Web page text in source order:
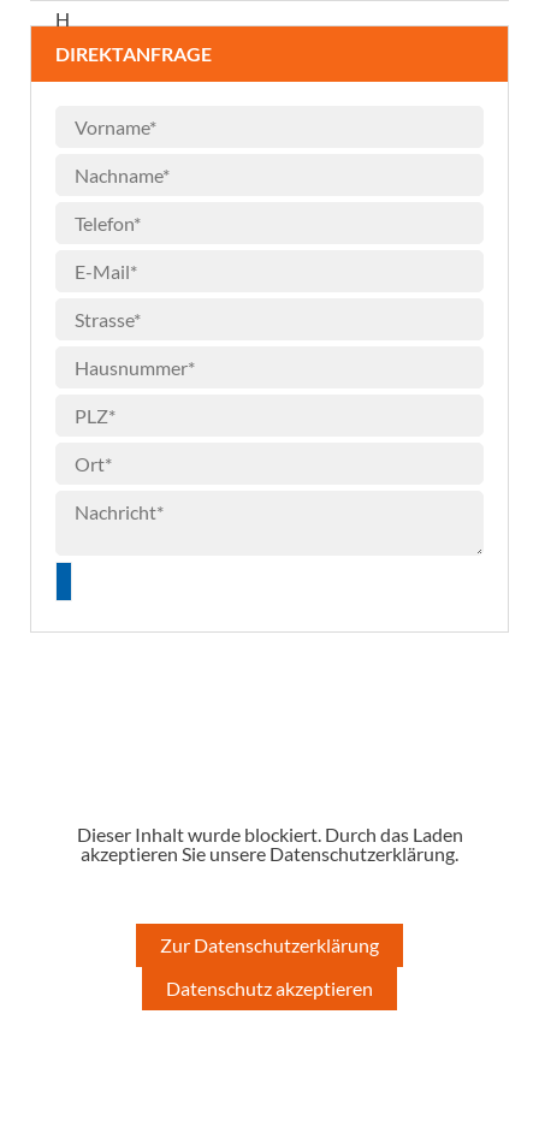
H
DIREKTANFRAGE
Dieser Inhalt wurde blockiert. Durch das Laden
akzeptieren Sie unsere Datenschutzerklärung.
Zur Datenschutzerklärung
Datenschutz akzeptieren